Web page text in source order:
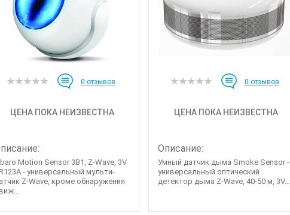
0 отзывов
ЦЕНА ПОКА НЕИЗВЕСТНА
Motion Sensor 3В1, Z-Wave, 3V
- универсальный мульти-
Z-Wave, кроме обнаружения
0 отзывов
ЦЕНА ПОКА НЕИЗВЕСТНА
Описание:
Умный датчик дыма Smoke Sensor -
универсальный оптический
детектор дыма Z-Wave, 40-50 м, 3V...